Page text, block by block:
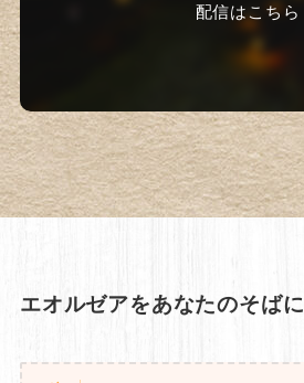
配信はこちら
エオルゼアをあなたのそばに